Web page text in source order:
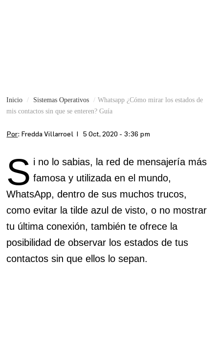
Inicio Sistemas Operativos
Whatsapp ¿Cómo mirar los estados de
mis contactos sin que se enteren? Guía
Por: Fredda Villarroel | 5 Oct, 2020 - 3:36 pm
S i no lo sabias, la red de mensajería más
famosa y utilizada en el mundo,
WhatsApp, dentro de sus muchos trucos,
como evitar la tilde azul de visto, o no mostrar
tu última conexión, también te ofrece la
posibilidad de observar los estados de tus
contactos sin que ellos lo sepan.